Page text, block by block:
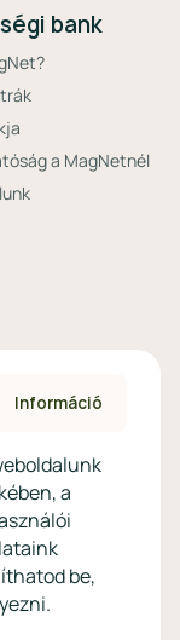
bank
a MagNetnél
fel magát a
a KiberPajzs
Információ
a
be,